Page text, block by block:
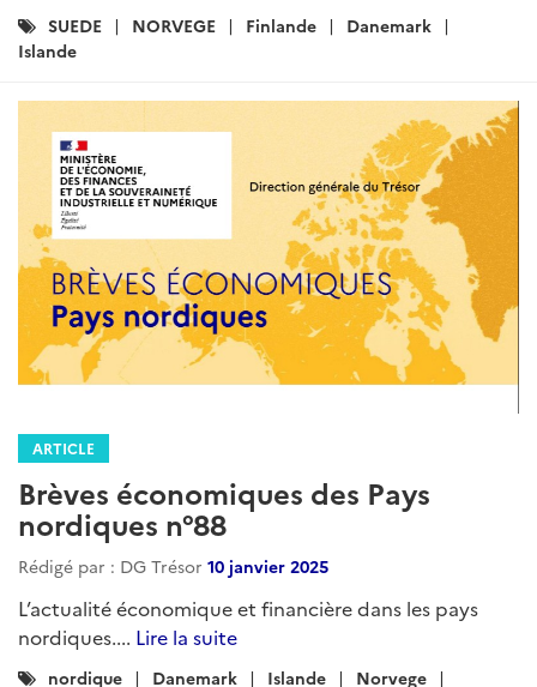
Catégories
:
SUEDE NORVEGE Finlande
Danemark
Islande
ARTICLE
Brèves économiques des Pays
nordiques n°88
Rédigé par : DG Trésor 10 janvier 2025
L’actualité économique et financière dans les pays
nordiques.... Lire la suite
Catégories
nordique Danemark Islande Norvege